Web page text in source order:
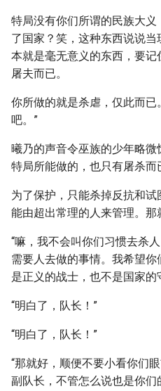
特局没有你们所谓的民族大
了国家？笑，这种东西说说
本就是毫无意义的东西，要
屠夫而已。
你所做的就是杀虐，仅此而
吧。”
曦乃的声音令巫族的少年略微
特局所能做的，也只有屠杀而
为了保护，只能杀掉反抗和
能由超出常理的人来管理。那
“嘛，我不会叫你们习惯去杀
需要人去做的事情。我希望
是正义的战士，也不是国家的
“明白了，队长！”
“明白了，队长！”
“那就好，顺便不要小看你们
副队长，不管怎么说也是你